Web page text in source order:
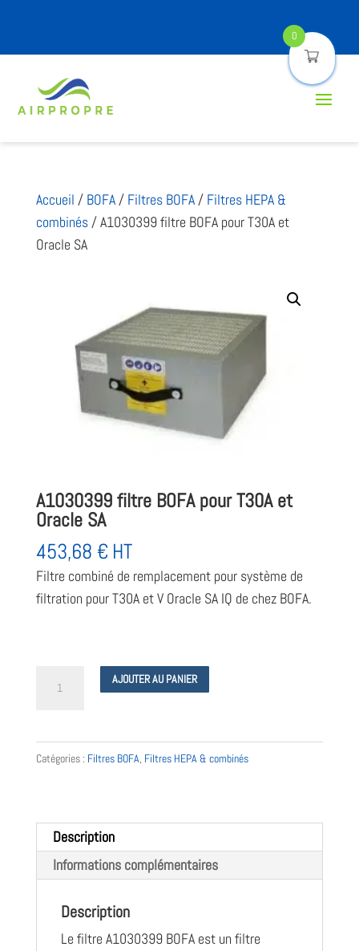
Accueil / BOFA/ Filtres BOFA/ Filtres HEPA &
combinés/ A1030399 filtre BOFA pour T30A et
Oracle SA
A1030399 filtre BOFA pour T30A et
Oracle SA
453,68 € HT
Filtre combiné de remplacement pour système de
filtration pour T30A et V Oracle SA IQ de chez BOFA.
filtre
BOFA
Oracle
SA
AJOUTER AU PANIER
Catégories : Filtres BOFA, Filtres HEPA & combinés
Description
Informations complémentaires
Description
Le filtre A1030399 BOFA est un filtre
0